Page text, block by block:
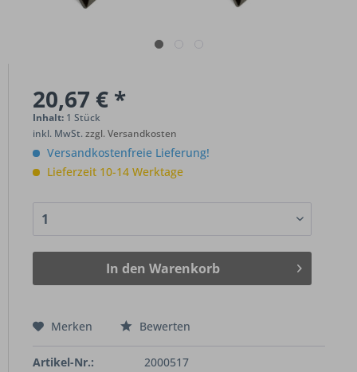
20,67 € *
Inhalt: 1 Stück
inkl. MwSt.zzgl. Versandkosten
Versandkostenfreie Lieferung!
Lieferzeit 10-14 Werktage
In den Warenkorb
Merken Bewerten
Artikel-Nr.:
2000517